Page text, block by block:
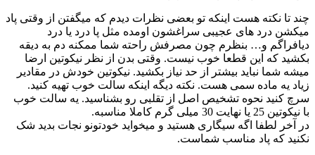
چند تا نکته هست اینکه تو بعضی نظرات دیدم که میگفتن از وقتی پاد
میکشن درد های عجیبی سراغشون اومده مثل پا درد یا درد
دیافراگم و… بنظرم چون مصرفش راحته شما ممکنه دم به دیقه
بکشید که این قطعا خوب نیست. وقتی بدن از نظر نیکوتین ارضا
میشه شما نباید بیشتر از حد نیاز بکشید. نیکوتین خودش در مقادیر
زیاد یه ماده سمی هست. نکته دیگه اینکه سالت خوب تهیه کنید.
سرچ کنید نحوه تشخیص اصل از تقلبی رو بشناسید. یه سالت خوب
با نیکوتین 25 یا نهایت 30 میلی گرم کاملا مناسبه.
در آخر لطفا اگه سیگاری هستید و میخواید خودتونو نجات بدید شک
نکنید که پاد مناسب شماست.